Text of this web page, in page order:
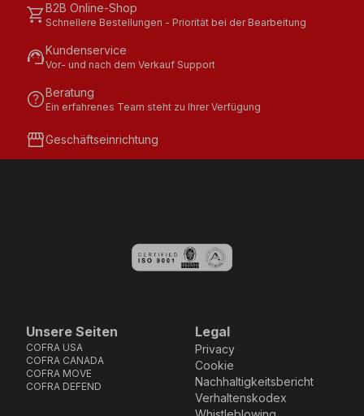
shopping_cartB2B Online-Shop
Schnellere Bestellungen - Priorität bei der Bearbeitung
support_agentKundenservice
Vor- und nach dem Verkauf Support
helpBeratung
Ein erfahrenes Team steht zu Ihrer Verfügung
storefrontGeschäftseinrichtung
Unsere Seiten
COFRA USA
COFRA CANADA
COFRA MOVE
COFRA DEFEND
Legal
Privacy
Cookie
Nachhaltigkeitsbericht
Verhaltenskodex